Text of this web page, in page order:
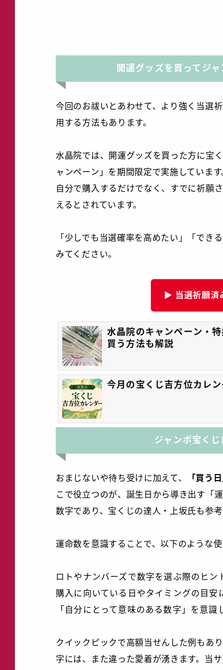
開運グッズを買ってジ
今回のお祓いとあわせて、より強く当選
用する方法もあります。
水晶院では、開運グッズを買った方に宝
ャンペーン」を期間限定で実施しています
自分で購入するだけでなく、すでに祈願
えるとされています。
「少しでも当選確率を高めたい」「でき
みてください。
▶ 当選祈願済
水晶院のキャンペーン・
買う方法も解説
今月の宝くじ吉方位カレ
ジャンボ宝く
おまじないや待ち受けに加えて、
「買う
こで役立つのが、誕生日から導き出す「
数字であり、宝くじの達人・上坂氏も参
運命数を意識することで、以下のような
ロトやナンバーズで数字を選ぶ際のヒン
購入に向いている日やタイミングの目安
「自分にとって意味のある数字」を意識
クイックピックで高額当せんした例もあ
字には、また違った愛着が湧きます。当